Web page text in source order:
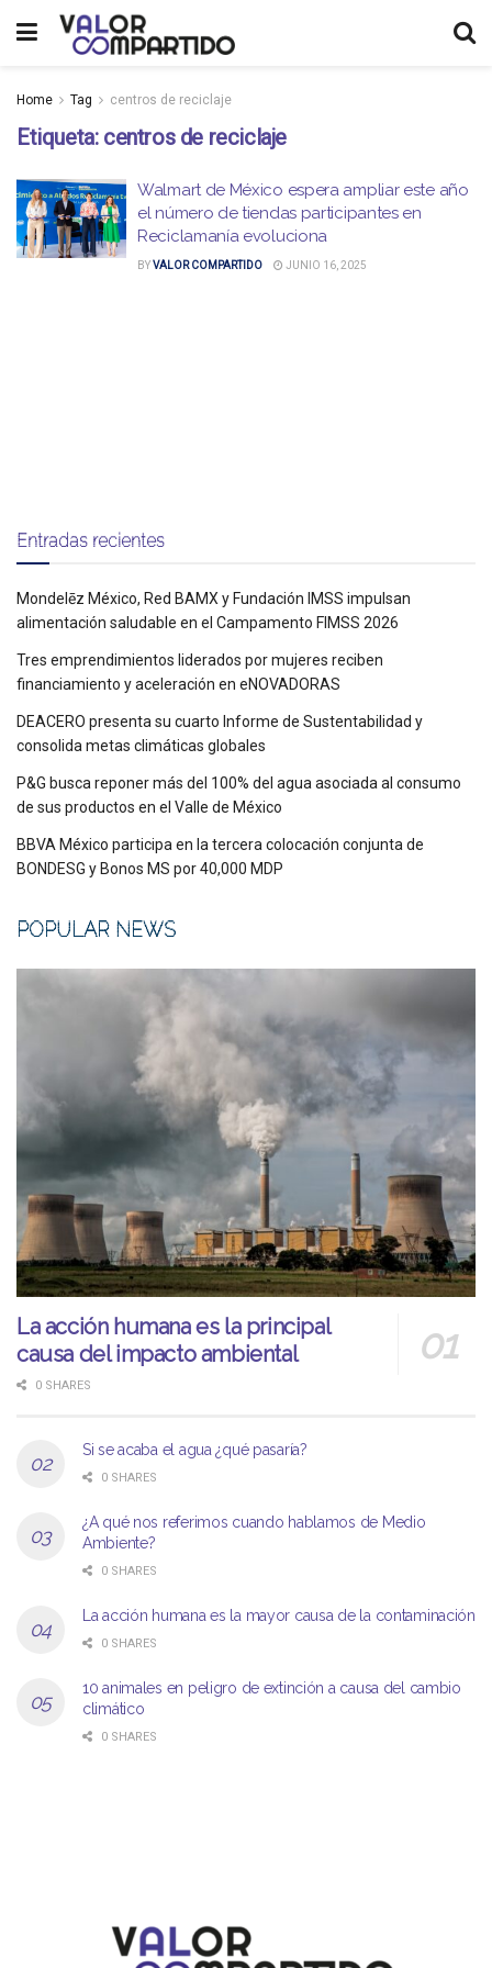
Home Tag centros de reciclaje
Etiqueta: centros de reciclaje
Walmart de México espera ampliar este año
el número de tiendas participantes en
Reciclamanía evoluciona
BYVALOR COMPARTIDO JUNIO 16, 2025
Entradas recientes
Mondelēz México, Red BAMX y Fundación IMSS impulsan
alimentación saludable en el Campamento FIMSS 2026
Tres emprendimientos liderados por mujeres reciben
financiamiento y aceleración en eNOVADORAS
DEACERO presenta su cuarto Informe de Sustentabilidad y
consolida metas climáticas globales
P&G busca reponer más del 100% del agua asociada al consumo
de sus productos en el Valle de México
BBVA México participa en la tercera colocación conjunta de
BONDESG y Bonos MS por 40,000 MDP
POPULAR NEWS
La acción humana es la principal
causa del impacto ambiental
0 SHARES
Si se acaba el agua ¿qué pasaría?
0 SHARES
¿A qué nos referimos cuando hablamos de Medio
Ambiente?
0 SHARES
La acción humana es la mayor causa de la contaminación
0 SHARES
10 animales en peligro de extinción a causa del cambio
climático
0 SHARES